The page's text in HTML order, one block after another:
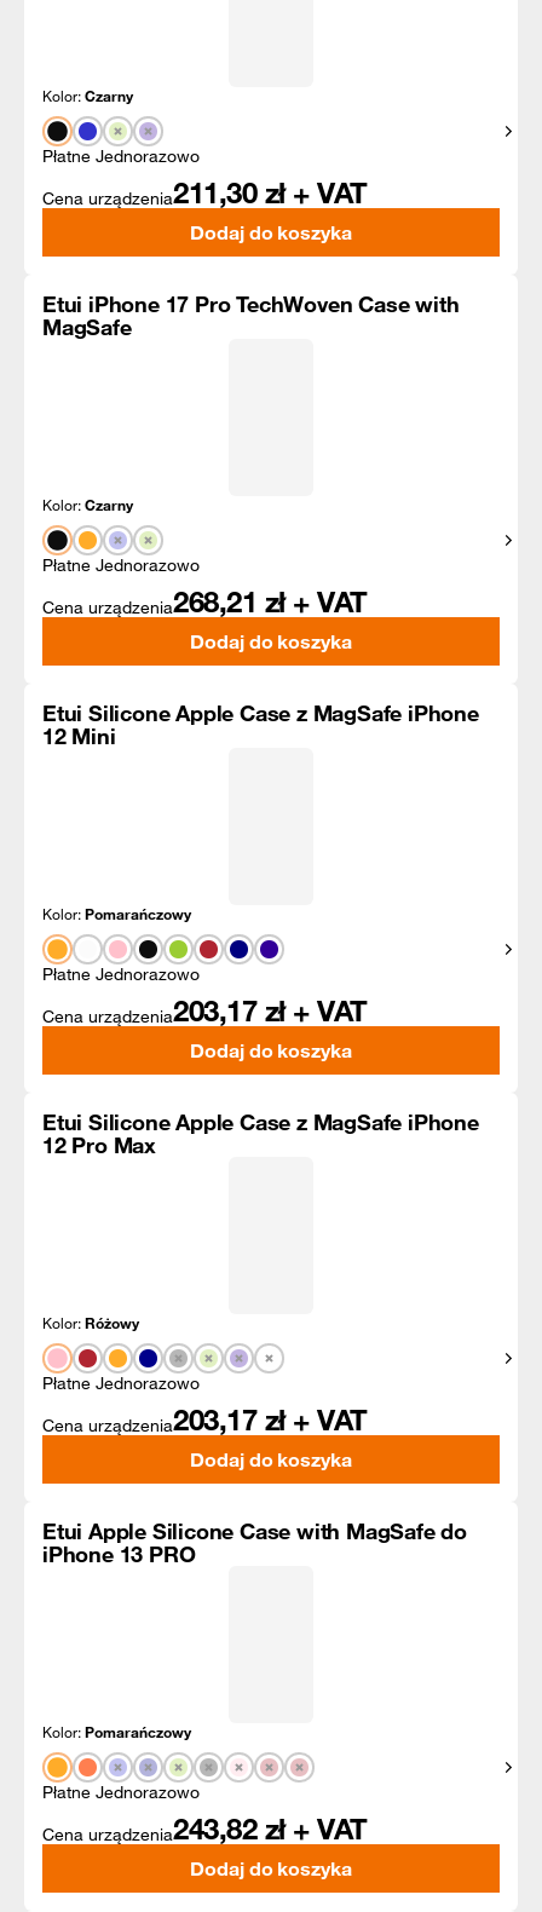
Kolor:Czarny
Płatne Jednorazowo
Cena urządzenia211,30 zł + VAT
Dodaj do koszyka
Etui iPhone 17 Pro TechWoven Case with
MagSafe
Kolor:Czarny
Płatne Jednorazowo
Cena urządzenia268,21 zł + VAT
Dodaj do koszyka
Etui Silicone Apple Case z MagSafe iPhone
12 Mini
Kolor:Pomarańczowy
Płatne Jednorazowo
Cena urządzenia203,17 zł + VAT
Dodaj do koszyka
Etui Silicone Apple Case z MagSafe iPhone
12 Pro Max
Kolor:Różowy
Płatne Jednorazowo
Cena urządzenia203,17 zł + VAT
Dodaj do koszyka
Etui Apple Silicone Case with MagSafe do
iPhone 13 PRO
Kolor:Pomarańczowy
Płatne Jednorazowo
Cena urządzenia243,82 zł + VAT
Dodaj do koszyka